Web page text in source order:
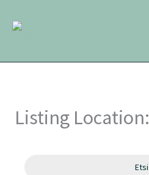
sisältöön
Listing Location:
Etsi